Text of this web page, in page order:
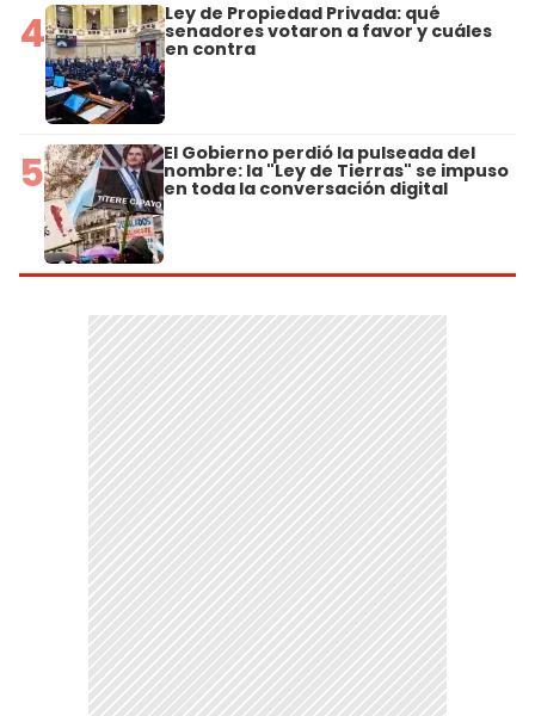
4 Ley de Propiedad Privada: qué
senadores votaron a favor y cuáles
en contra
5 El Gobierno perdió la pulseada del
nombre: la "Ley de Tierras" se impuso
en toda la conversación digital